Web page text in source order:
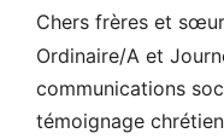
Chers frères et
Ordinaire/A et
communications
témoignage